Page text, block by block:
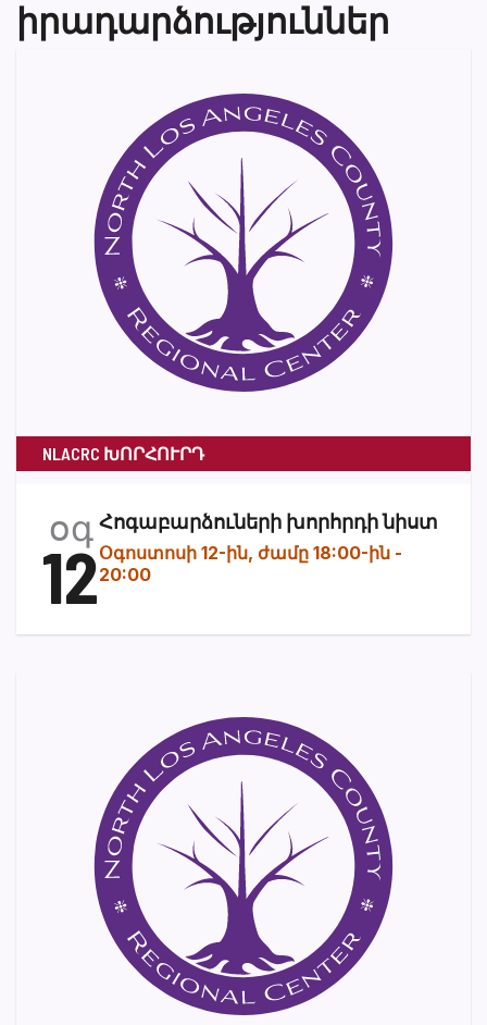
իրադարձություններ
NLACRC ԽՈՐՀՈՒՐԴ
օգ
12
Հոգաբարձուների խորհրդի նիստ
Օգոստոսի 12-ին, ժամը 18:00-ին -
20:00